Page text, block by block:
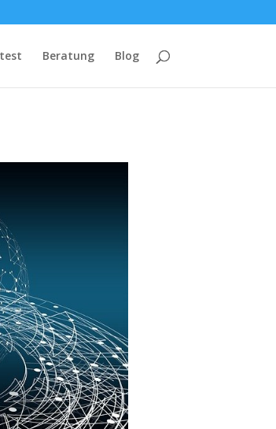
Beratung Blog